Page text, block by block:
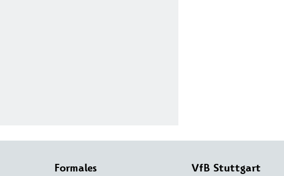
Formales VfB Stuttgart